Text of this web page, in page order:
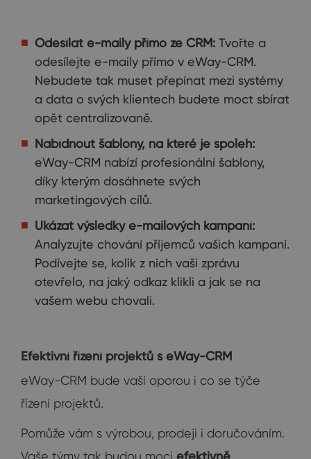
Odesílat e-maily přímo ze CRM: Tvořte a
odesílejte e-maily přímo v eWay-CRM.
Nebudete tak muset přepínat mezi systémy
a data o svých klientech budete moct sbírat
opět centralizovaně.
Nabídnout šablony, na které je spoleh:
eWay-CRM nabízí profesionální šablony,
díky kterým dosáhnete svých
marketingových cílů.
Ukázat výsledky e-mailových kampaní:
Analyzujte chování příjemců vašich kampaní.
Podívejte se, kolik z nich vaši zprávu
otevřelo, na jaký odkaz klikli a jak se na
vašem webu chovali.
Efektivní řízení projektů s eWay-CRM
eWay-CRM bude vaší oporou i co se týče
řízení projektů.
Pomůže vám s výrobou, prodeji i doručováním.
Vaše týmy tak budou moci efektivně